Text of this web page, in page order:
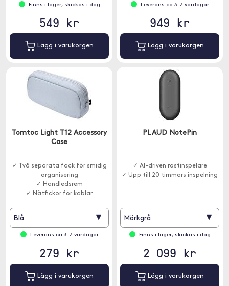
Finns i lager, skickas i dag
549 kr
Lägg i varukorgen
Leverans ca 3-7 vardagar
949 kr
Lägg i varukorgen
Tomtoc Light T12 Accessory
Case
✓ Två separata fack för smidig
organisering
✓ Handledsrem
✓ Nätfickor för kablar
Blå ▾
Leverans ca 3-7 vardagar
279 kr
Lägg i varukorgen
PLAUD NotePin
✓ AI-driven röstinspelare
✓ Upp till 20 timmars inspelning
Mörkgrå ▾
Finns i lager, skickas i dag
2 099 kr
Lägg i varukorgen